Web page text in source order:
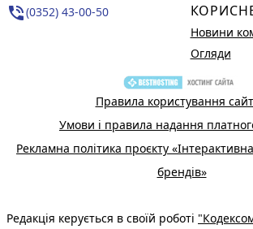
phone_in_talk(0352) 43-00-50
Новини
Огляди
Правила користування
Умови і правила надання
Рекламна політика проєкту
брендів»
Редакція керується в своїй роботі